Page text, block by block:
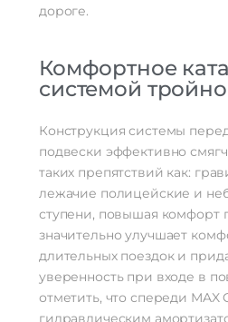
дороге.
Комфортное
системой
Конструкция системы
подвески эффективно
таких препятствий как:
лежачие полицейские и
ступени, повышая комфорт
значительно улучшает
длительных поездок и
уверенность при входе в
отметить, что спереди MAX
гидравлическим